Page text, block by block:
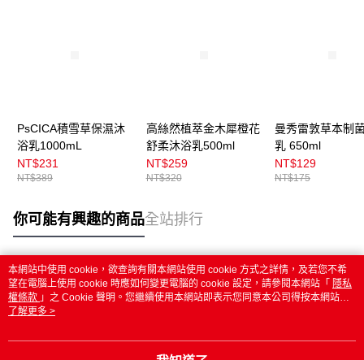
PsCICA積雪草保濕沐
浴乳1000mL
NT$231
NT$389
高絲然植萃金木犀橙花
舒柔沐浴乳500ml
NT$259
NT$320
曼秀雷敦草本制
乳 650ml
NT$129
NT$175
你可能有興趣的商品全站排行
熱門標籤
本網站中使用 cookie，欲查詢有關本網站使用 cookie 方式之詳情，及若您不希
望在電腦上使用 cookie 時應如何變更電腦的 cookie 設定，請參閱本網站「 隱私
權條款 」之 Cookie 聲明。您繼續使用本網站即表示您同意本公司得按本網站使
用條款之 Cookie 聲明使用 cookie。
了解更多 >